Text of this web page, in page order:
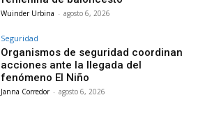
Wuinder Urbina - agosto 6, 2026
Seguridad
Organismos de seguridad coordinan
acciones ante la llegada del
fenómeno El Niño
Janna Corredor - agosto 6, 2026